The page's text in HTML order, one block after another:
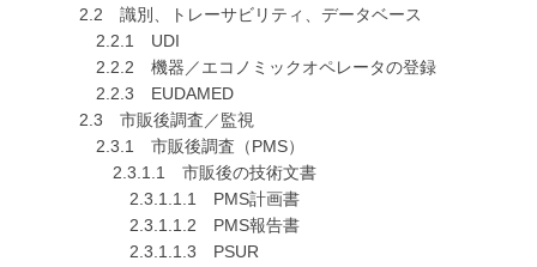
2.2 識別、トレーサビリティ、データベース
2.2.1 UDI
2.2.2 機器／エコノミックオペレータの登録
2.2.3 EUDAMED
2.3 市販後調査／監視
2.3.1 市販後調査（PMS）
2.3.1.1 市販後の技術文書
2.3.1.1.1 PMS計画書
2.3.1.1.2 PMS報告書
2.3.1.1.3 PSUR